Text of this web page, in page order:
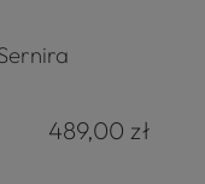
489,00 zł